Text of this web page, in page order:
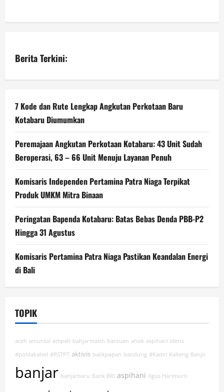
Berita Terkini:
7 Kode dan Rute Lengkap Angkutan Perkotaan Baru
Kotabaru Diumumkan
Peremajaan Angkutan Perkotaan Kotabaru: 43 Unit Sudah
Beroperasi, 63 – 66 Unit Menuju Layanan Penuh
Komisaris Independen Pertamina Patra Niaga Terpikat
Produk UMKM Mitra Binaan
Peringatan Bapenda Kotabaru: Batas Bebas Denda PBB-P2
Hingga 31 Agustus
Komisaris Pertamina Patra Niaga Pastikan Keandalan Energi
di Bali
TOPIK
aceh amuntai ampah bahjarmasin bantuan ahok aspihani ideris
#poldakalsel #RSTPT aktivis balikpapan bandung #Kadin Kalteng Banjir
banjar banjarbaru Bank BRI aspihani Agus Harimurti